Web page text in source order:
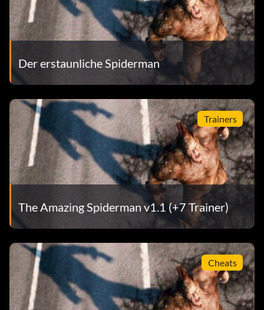
Der erstaunliche Spiderman
Trainers
The Amazing Spiderman v1.1 (+7 Trainer)
Cheats